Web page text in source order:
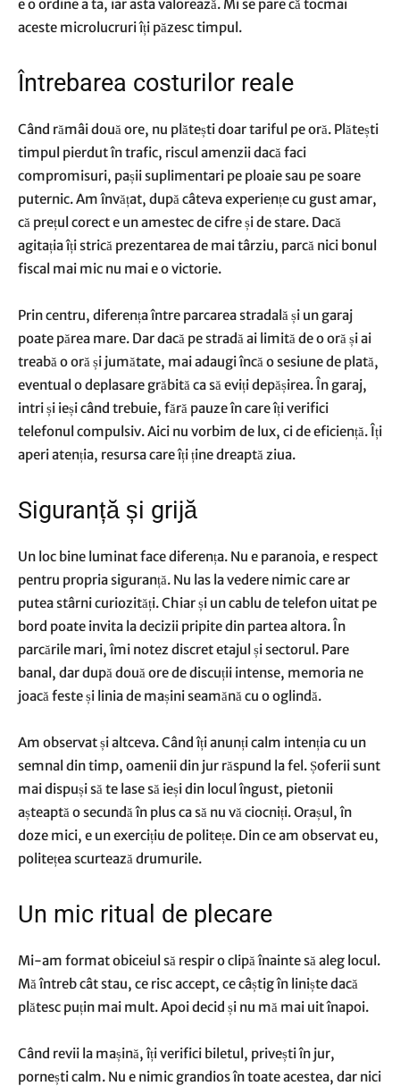
e o ordine a ta, iar asta valorează. Mi se pare că tocmai
aceste microlucruri îți păzesc timpul.
Întrebarea costurilor reale
Când rămâi două ore, nu plătești doar tariful pe oră. Plătești
timpul pierdut în trafic, riscul amenzii dacă faci
compromisuri, pașii suplimentari pe ploaie sau pe soare
puternic. Am învățat, după câteva experiențe cu gust amar,
că prețul corect e un amestec de cifre și de stare. Dacă
agitația îți strică prezentarea de mai târziu, parcă nici bonul
fiscal mai mic nu mai e o victorie.
Prin centru, diferența între parcarea stradală și un garaj
poate părea mare. Dar dacă pe stradă ai limită de o oră și ai
treabă o oră și jumătate, mai adaugi încă o sesiune de plată,
eventual o deplasare grăbită ca să eviți depășirea. În garaj,
intri și ieși când trebuie, fără pauze în care îți verifici
telefonul compulsiv. Aici nu vorbim de lux, ci de eficiență. Îți
aperi atenția, resursa care îți ține dreaptă ziua.
Siguranță și grijă
Un loc bine luminat face diferența. Nu e paranoia, e respect
pentru propria siguranță. Nu las la vedere nimic care ar
putea stârni curiozități. Chiar și un cablu de telefon uitat pe
bord poate invita la decizii pripite din partea altora. În
parcările mari, îmi notez discret etajul și sectorul. Pare
banal, dar după două ore de discuții intense, memoria ne
joacă feste și linia de mașini seamănă cu o oglindă.
Am observat și altceva. Când îți anunți calm intenția cu un
semnal din timp, oamenii din jur răspund la fel. Șoferii sunt
mai dispuși să te lase să ieși din locul îngust, pietonii
așteaptă o secundă în plus ca să nu vă ciocniți. Orașul, în
doze mici, e un exercițiu de politețe. Din ce am observat eu,
politețea scurtează drumurile.
Un mic ritual de plecare
Mi-am format obiceiul să respir o clipă înainte să aleg locul.
Mă întreb cât stau, ce risc accept, ce câștig în liniște dacă
plătesc puțin mai mult. Apoi decid și nu mă mai uit înapoi.
Când revii la mașină, îți verifici biletul, privești în jur,
pornești calm. Nu e nimic grandios în toate acestea, dar nici